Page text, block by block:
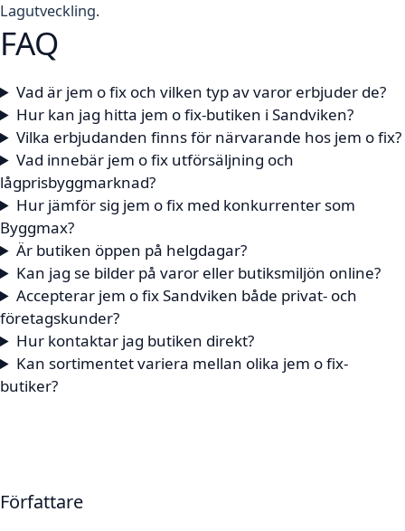
Lagutveckling.
FAQ
Vad är jem o fix och vilken typ av varor erbjuder de?
Hur kan jag hitta jem o fix-butiken i Sandviken?
Vilka erbjudanden finns för närvarande hos jem o fix?
Vad innebär jem o fix utförsäljning och
lågprisbyggmarknad?
Hur jämför sig jem o fix med konkurrenter som
Byggmax?
Är butiken öppen på helgdagar?
Kan jag se bilder på varor eller butiksmiljön online?
Accepterar jem o fix Sandviken både privat- och
företagskunder?
Hur kontaktar jag butiken direkt?
Kan sortimentet variera mellan olika jem o fix-
butiker?
Författare